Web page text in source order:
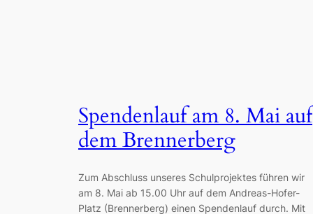
Spendenlauf am 8. Mai auf
dem Brennerberg
Zum Abschluss unseres Schulprojektes führen wir
am 8. Mai ab 15.00 Uhr auf dem Andreas-Hofer-
Platz (Brennerberg) einen Spendenlauf durch. Mit